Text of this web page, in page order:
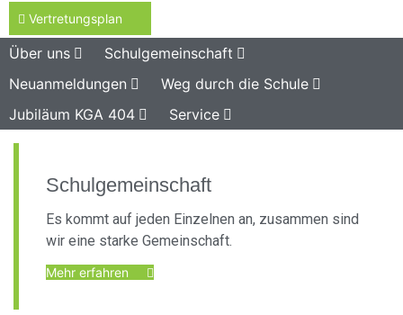
Vertretungsplan
Über uns
Schulgemeinschaft
Neuanmeldungen
Weg durch die Schule
Jubiläum KGA 404
Service
Schulgemeinschaft
Es kommt auf jeden Einzelnen an, zusammen sind
wir eine starke Gemeinschaft.
Mehr erfahren